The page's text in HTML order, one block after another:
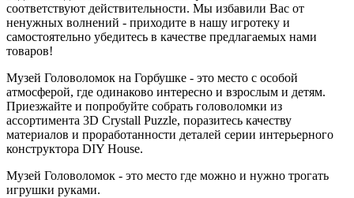
соответствуют действительности. Мы избавили Вас от
ненужных волнений - приходите в нашу игротеку и
самостоятельно убедитесь в качестве предлагаемых нами
товаров!
Музей Головоломок на Горбушке - это место с особой
атмосферой, где одинаково интересно и взрослым и детям.
Приезжайте и попробуйте собрать головоломки из
ассортимента 3D Crystall Puzzle, поразитесь качеству
материалов и проработанности деталей серии интерьерного
конструктора DIY House.
Музей Головоломок - это место где можно и нужно трогать
игрушки руками.